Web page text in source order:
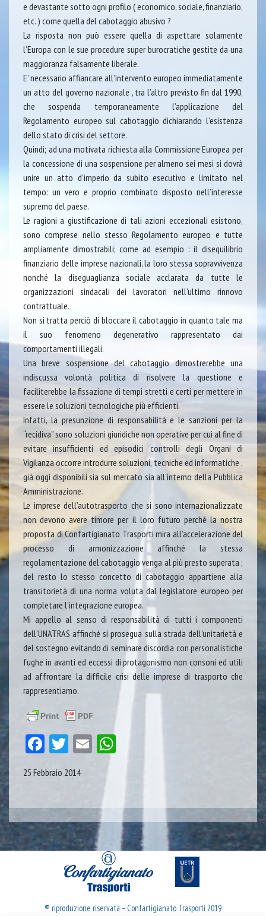
e devastante sotto ogni profilo ( economico, sociale, finanziario,
etc. ) come quella del cabotaggio abusivo ?
La risposta non può essere quella di aspettare solamente
l’Europa con le sue procedure super burocratiche gestite da una
maggioranza falsamente liberale.
E’ necessario affiancare all’intervento europeo immediatamente
un atto del governo nazionale , tra l’altro previsto fin dal 1990,
che sospenda temporaneamente l’applicazione del
Regolamento europeo sul cabotaggio dichiarando l’esistenza
dello stato di crisi del settore.
Quindi; ad una motivata richiesta alla Commissione Europea per
la concessione di una sospensione per almeno sei mesi si dovrà
unire un atto d’imperio da subito esecutivo e limitato nel
tempo: un vero e proprio combinato disposto nell’interesse
supremo del paese.
Le ragioni a giustificazione di tali azioni eccezionali esistono,
sono comprese nello stesso Regolamento europeo e tutte
ampliamente dimostrabili; come ad esempio : il disequilibrio
finanziario delle imprese nazionali, la loro stessa sopravvivenza
nonché la diseguaglianza sociale acclarata da tutte le
organizzazioni sindacali dei lavoratori nell’ultimo rinnovo
contrattuale.
Non si tratta perciò di bloccare il cabotaggio in quanto tale ma
il suo fenomeno degenerativo rappresentato dai
comportamenti illegali.
Una breve sospensione del cabotaggio dimostrerebbe una
indiscussa volontà politica di risolvere la questione e
faciliterebbe la fissazione di tempi stretti e certi per mettere in
essere le soluzioni tecnologiche più efficienti.
Infatti, la presunzione di responsabilità e le sanzioni per la
“recidiva” sono soluzioni giuridiche non operative per cui al fine di
evitare insufficienti ed episodici controlli degli Organi di
Vigilanza occorre introdurre soluzioni, tecniche ed informatiche ,
già oggi disponibili sia sul mercato sia all’interno della Pubblica
Amministrazione.
Le imprese dell’autotrasporto che si sono internazionalizzate
non devono avere timore per il loro futuro perché la nostra
proposta di Confartigianato Trasporti mira all’accelerazione del
processo di armonizzazione affinché la stessa
regolamentazione del cabotaggio venga al più presto superata ;
del resto lo stesso concetto di cabotaggio appartiene alla
transitorietà di una norma voluta dal legislatore europeo per
completare l’integrazione europea.
Mi appello al senso di responsabilità di tutti i componenti
dell’UNATRAS affinché si prosegua sulla strada dell’unitarietà e
del sostegno evitando di seminare discordia con personalistiche
fughe in avanti ed eccessi di protagonismo non consoni ed utili
ad affrontare la difficile crisi delle imprese di trasporto che
rappresentiamo.
Facebook
Twitter
EmailWhatsApp
25 Febbraio 2014
® riproduzione riservata – Confartigianato Trasporti 2019